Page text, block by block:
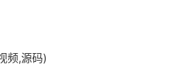
频,源码)